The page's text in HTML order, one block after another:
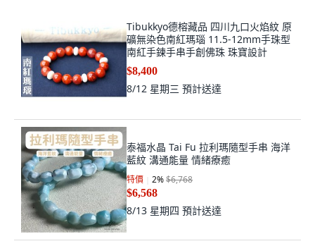
Tibukkyo德榕藏品 四川九口火焰紋 原
礦無染色南紅瑪瑙 11.5-12mm手珠型
南紅手鍊手串手創佛珠 珠寶設計
$8,400
8/12 星期三 預計送達
泰福水晶 Tai Fu 拉利瑪隨型手串 海洋
藍紋 溝通能量 情緒療癒
特價 2%$6,768
$6,568
8/13 星期四 預計送達